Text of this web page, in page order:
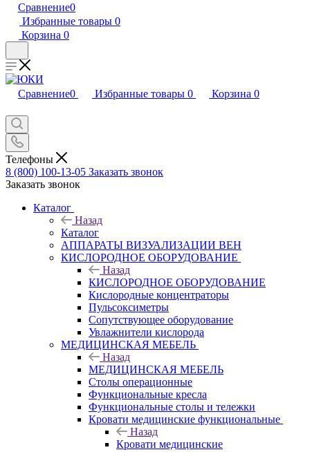
Сравнение0
Избранные товары 0
Корзина 0
Сравнение0 Избранные товары 0 Корзина 0
Телефоны
8 (800) 100-13-05 Заказать звонок
Заказать звонок
Каталог
Назад
Каталог
АППАРАТЫ ВИЗУАЛИЗАЦИИ ВЕН
КИСЛОРОДНОЕ ОБОРУДОВАНИЕ
Назад
КИСЛОРОДНОЕ ОБОРУДОВАНИЕ
Кислородные концентраторы
Пульсоксиметры
Сопутствующее оборудование
Увлажнители кислорода
МЕДИЦИНСКАЯ МЕБЕЛЬ
Назад
МЕДИЦИНСКАЯ МЕБЕЛЬ
Столы операционные
Функциональные кресла
Функциональные столы и тележки
Кровати медицинские функциональные
Назад
Кровати медицинские